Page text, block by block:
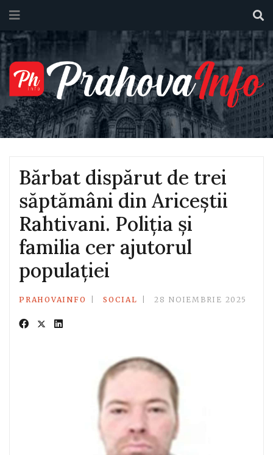
Bărbat dispărut de trei
săptămâni din Ariceștii
Rahtivani. Poliția și
familia cer ajutorul
populației
PRAHOVAINFO SOCIAL 28 NOIEMBRIE 2025